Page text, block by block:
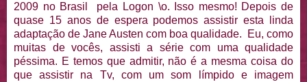
2009 no Brasil pela Logon \o. Isso mesmo! Depois de
quase 15 anos de espera podemos assistir esta linda
adaptação de Jane Austen com boa qualidade. Eu, como
muitas de vocês, assisti a série com uma qualidade
péssima. E temos que admitir, não é a mesma coisa do
que assistir na Tv, com um som límpido e imagem